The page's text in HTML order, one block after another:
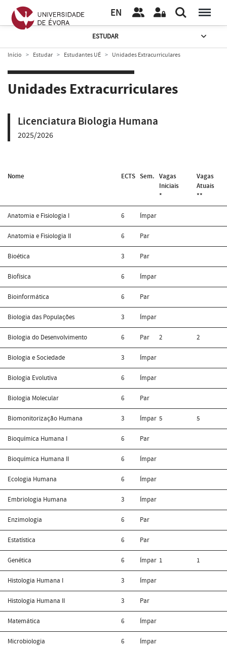
EN
ESTUDAR
Início Estudar Estudantes UÉ Unidades Extracurriculares
Unidades Extracurriculares
Licenciatura Biologia Humana
2025/2026
Nome ECTS Sem. Vagas
Iniciais
*
Vagas
Atuais
**
Anatomia e Fisiologia I 6 Ímpar
Anatomia e Fisiologia II 6 Par
Bioética 3 Par
Biofísica 6 Ímpar
Bioinformática 6 Par
Biologia das Populações 3 Ímpar
Biologia do Desenvolvimento 6 Par 2 2
Biologia e Sociedade 3 Ímpar
Biologia Evolutiva 6 Ímpar
Biologia Molecular 6 Par
Biomonitorização Humana 3 Ímpar 5 5
Bioquímica Humana I 6 Par
Bioquímica Humana II 6 Ímpar
Ecologia Humana 6 Ímpar
Embriologia Humana 3 Ímpar
Enzimologia 6 Par
Estatística 6 Par
Genética 6 Ímpar 1 1
Histologia Humana I 3 Ímpar
Histologia Humana II 3 Par
Matemática 6 Ímpar
Microbiologia 6 Ímpar